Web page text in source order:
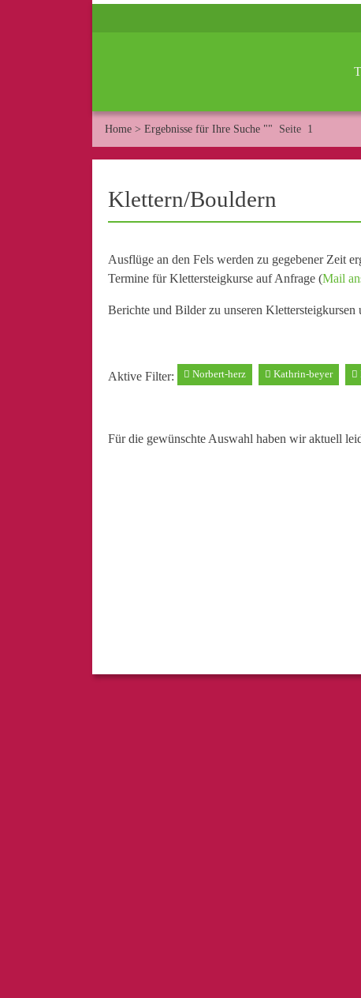
Home > Ergebnisse für Ihre Suche "" Seite 1
Klettern/Bouldern
Ausflüge an den Fels werden zu gegebener Zeit
Termine für Klettersteigkurse auf Anfrage (Mail
Berichte und Bilder zu unseren
Aktive Filter: Norbert-herz Kathrin-beyer
Für die gewünschte Auswahl haben wir aktuell